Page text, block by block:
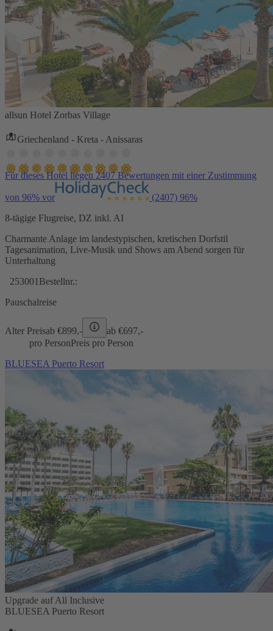
allsun Hotel Zorbas Village
Griechenland - Kreta - Anissaras
Für dieses Hotel liegen 2407 Bewertungen mit einer Zustimmung
von 96% vor (2407) 96%
8-tägige Flugreise, DZ inkl. AI
Charmante Anlage im landestypischen, kretischen Dorfstil
Tagesanimation, Live-Musik und Shows am Abend sorgen für
Unterhaltung
253001 Bestellnr.:
Pauschalreise
Alter Preisab €899,- ab €697,-
pro PersonPreis pro Person
BLUESEA Puerto Resort
Upgrade auf All Inclusive
BLUESEA Puerto Resort